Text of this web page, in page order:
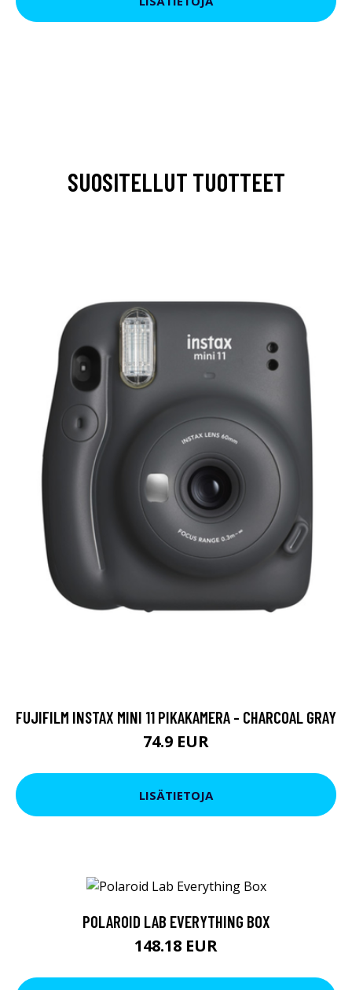
SUOSITELLUT TUOTTEET
FUJIFILM INSTAX MINI 11 PIKAKAMERA - CHARCOAL GRAY
74.9 EUR
LISÄTIETOJA
POLAROID LAB EVERYTHING BOX
148.18 EUR